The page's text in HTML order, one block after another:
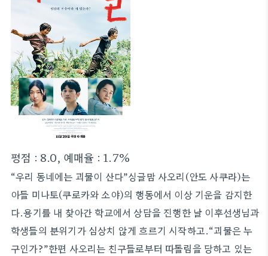
평점 : 8.0, 예매율 : 1.7%
“우리 동네에는 괴물이 산다”싱글맘 사오리(안도 사쿠라)는
아들 미나토(쿠로카와 소야)의 행동에서 이상 기운을 감지한
다.용기를 내 찾아간 학교에서 상담을 진행한 날 이후선생님과
학생들의 분위기가 심상치 않게 흐르기 시작하고.“괴물은 누
구인가?”한편 사오리는 친구들로부터 따돌림을 당하고 있는